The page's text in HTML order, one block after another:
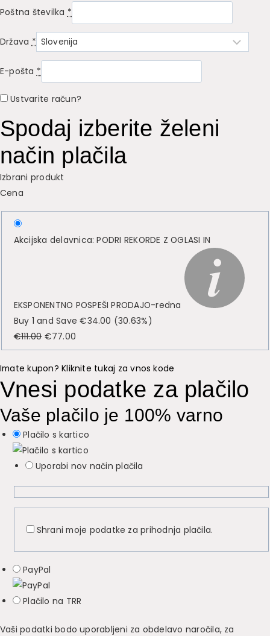
Poštna številka *
Država*
E-pošta *
Ustvarite račun?
Spodaj izberite želeni
način plačila
Izbrani produkt
Cena
Akcijska delavnica: PODRI REKORDE Z OGLASI IN
EKSPONENTNO POSPEŠI PRODAJO-redna
Buy 1 and Save€34.00 (30.63%)
€111.00 Izvirna
cena
je
bila:
€111.00.
€77.00
cena
je:
€77.00.
Imate kupon? Kliknite tukaj za vnos kode
Vnesi podatke za plačilo
Vaše plačilo je 100% varno
Plačilo s kartico
Uporabi nov način plačila
Shrani moje podatke za prihodnja plačila.
PayPal
Plačilo na TRR
Vaši podatki bodo uporabljeni za obdelavo naročila, za